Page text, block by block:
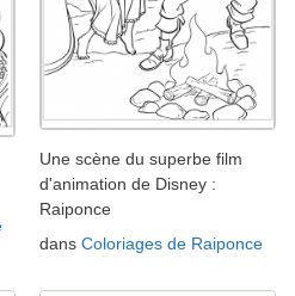
Une scène du superbe film
d'animation de Disney :
Raiponce
dans Coloriages de Raiponce